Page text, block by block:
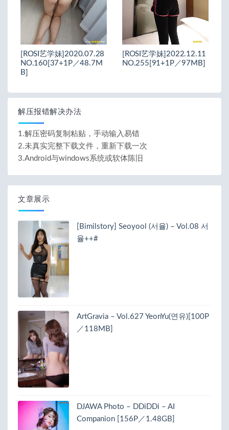
[ROSI艺学妹]2020.07.28
NO.160[37+1P／48.7M
B]
[ROSI艺学妹]2022.12.11
NO.255[91+1P／97MB]
解压报错解决办法
1.解压密码复制粘贴，手动输入易错
2.未真实完整下载文件，重新下载一次
3.Android与windows系统或软体陈旧
文章展示
[Bimilstory] Seoyool (서율) – Vol.08 서
율++#
ArtGravia – Vol.627 YeonYu(연유)[100P
／118MB]
DJAWA Photo – DDiDDi – AI
Companion [156P／1.48GB]